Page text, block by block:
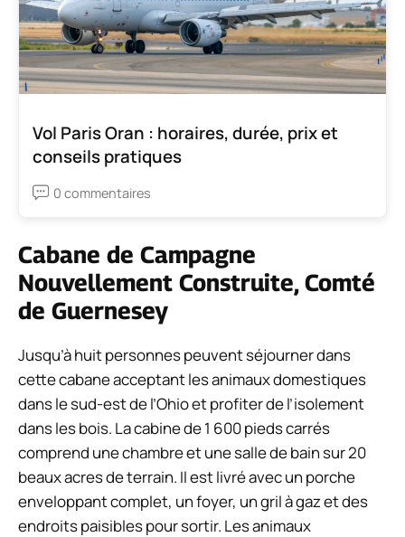
Vol Paris Oran : horaires, durée, prix et
conseils pratiques
0 commentaires
Cabane de Campagne
Nouvellement Construite, Comté
de Guernesey
Jusqu’à huit personnes peuvent séjourner dans
cette cabane acceptant les animaux domestiques
dans le sud-est de l’Ohio et profiter de l’isolement
dans les bois. La cabine de 1 600 pieds carrés
comprend une chambre et une salle de bain sur 20
beaux acres de terrain. Il est livré avec un porche
enveloppant complet, un foyer, un gril à gaz et des
endroits paisibles pour sortir. Les animaux